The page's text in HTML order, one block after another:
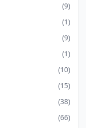
(9)
(1)
(9)
(1)
(10)
(15)
(38)
(66)